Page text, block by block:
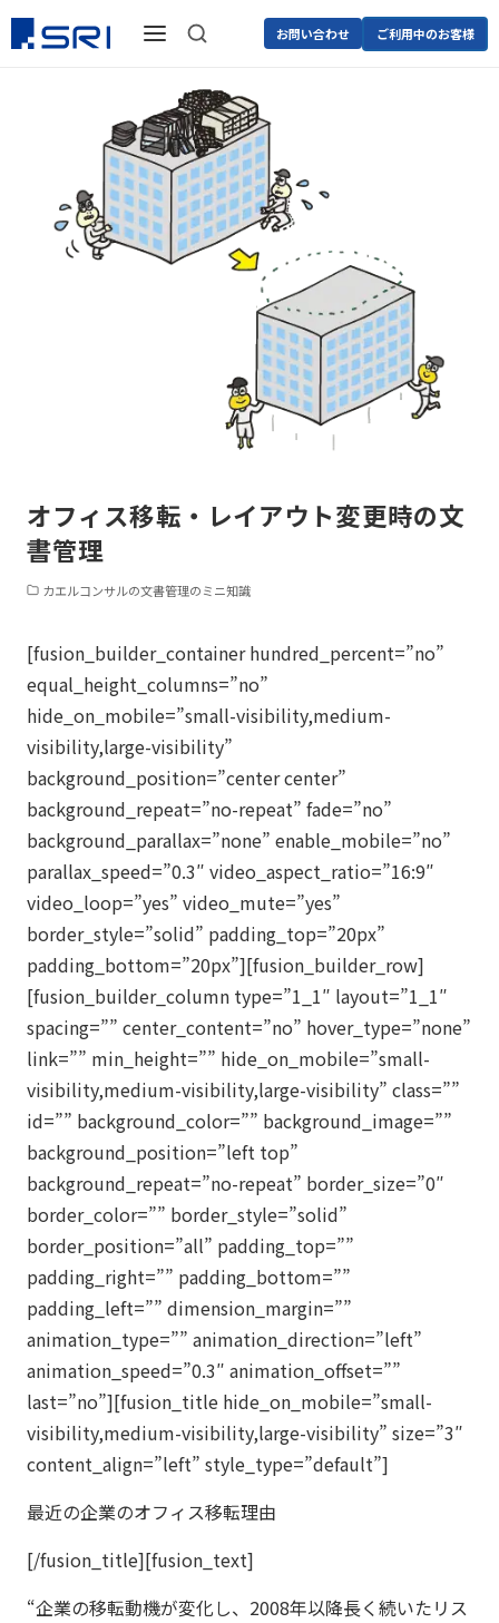
お問い合わせ ご利用中のお客様
オフィス移転・レイアウト変更時の文
書管理
カエルコンサルの文書管理のミニ知識
[fusion_builder_container hundred_percent=”no”
equal_height_columns=”no”
hide_on_mobile=”small-visibility,medium-
visibility,large-visibility”
background_position=”center center”
background_repeat=”no-repeat” fade=”no”
background_parallax=”none” enable_mobile=”no”
parallax_speed=”0.3″ video_aspect_ratio=”16:9″
video_loop=”yes” video_mute=”yes”
border_style=”solid” padding_top=”20px”
padding_bottom=”20px”][fusion_builder_row]
[fusion_builder_column type=”1_1″ layout=”1_1″
spacing=”” center_content=”no” hover_type=”none”
link=”” min_height=”” hide_on_mobile=”small-
visibility,medium-visibility,large-visibility” class=””
id=”” background_color=”” background_image=””
background_position=”left top”
background_repeat=”no-repeat” border_size=”0″
border_color=”” border_style=”solid”
border_position=”all” padding_top=””
padding_right=”” padding_bottom=””
padding_left=”” dimension_margin=””
animation_type=”” animation_direction=”left”
animation_speed=”0.3″ animation_offset=””
last=”no”][fusion_title hide_on_mobile=”small-
visibility,medium-visibility,large-visibility” size=”3″
content_align=”left” style_type=”default”]
最近の企業のオフィス移転理由
[/fusion_title][fusion_text]
“企業の移転動機が変化し、2008年以降長く続いたリス